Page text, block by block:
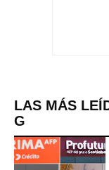
LAS MÁS
G